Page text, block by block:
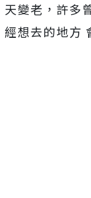
天變老，許多
經想去的地方